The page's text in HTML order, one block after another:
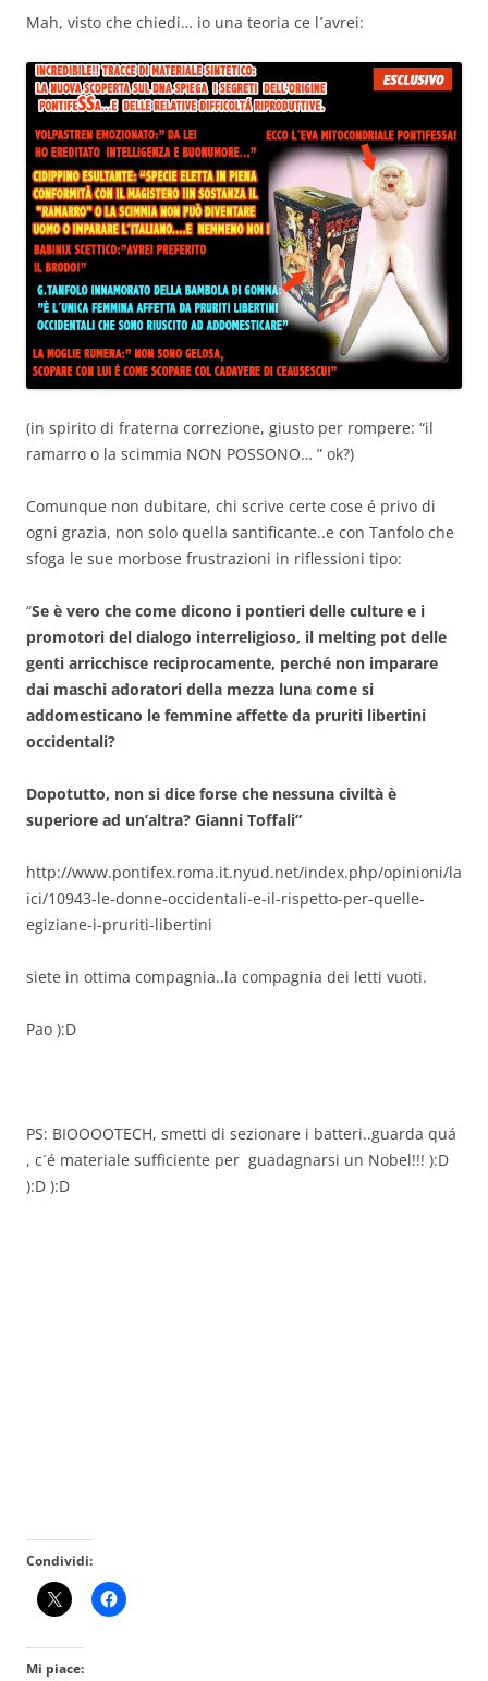
Mah, visto che chiedi… io una teoria ce l´avrei:
(in spirito di fraterna correzione, giusto per rompere: “il
ramarro o la scimmia NON POSSONO… ” ok?)
Comunque non dubitare, chi scrive certe cose é privo di
ogni grazia, non solo quella santificante..e con Tanfolo che
sfoga le sue morbose frustrazioni in riflessioni tipo:
“Se è vero che come dicono i pontieri delle culture e i
promotori del dialogo interreligioso, il melting pot delle
genti arricchisce reciprocamente, perché non imparare
dai maschi adoratori della mezza luna come si
addomesticano le femmine affette da pruriti libertini
occidentali?
Dopotutto, non si dice forse che nessuna civiltà è
superiore ad un’altra? Gianni Toffali”
http://www.pontifex.roma.it.nyud.net/index.php/opinioni/la
ici/10943-le-donne-occidentali-e-il-rispetto-per-quelle-
egiziane-i-pruriti-libertini
siete in ottima compagnia..la compagnia dei letti vuoti.
Pao ):D
PS: BIOOOOTECH, smetti di sezionare i batteri..guarda quá
, c´é materiale sufficiente per guadagnarsi un Nobel!!! ):D
):D ):D
Condividi:
Mi piace: